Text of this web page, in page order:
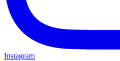
Instagram